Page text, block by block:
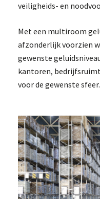
veiligheids- en
Met een multiroom
afzonderlijk voorzien
gewenste
kantoren,
voor de gewenste sfeer.